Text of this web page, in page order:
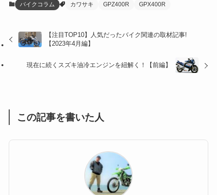
(32) (36) (8)
バイクコラム カワサキ GPZ400R GPX400R
【注目TOP10】人気だったバイク関連の取材記事!
【2023年4月編】
現在に続くスズキ油冷エンジンを紐解く！【前編】
この記事を書いた人